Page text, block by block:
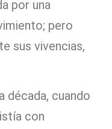
por una
pero
sus vivencias,
década, cuando
con